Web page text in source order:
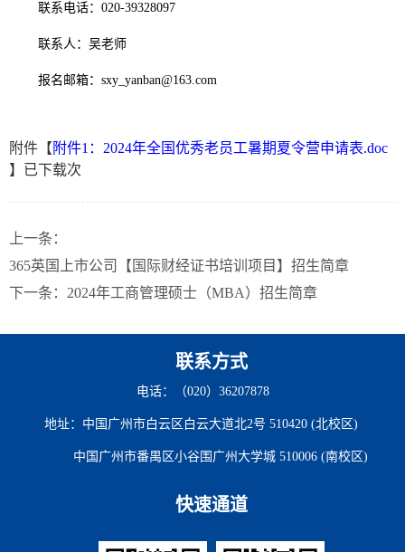
联系电话： 020-39328097
联系人：吴老师
报名邮箱： sxy_yanban@163.com
附件【 附件1：2024年全国优秀老员工暑期夏令营申请表.doc
】已下载次
上一条：
365英国上市公司【国际财经证书培训项目】招生简章
下一条： 2024年工商管理硕士（MBA）招生简章
联系方式
电话：（020）36207878
地址：中国广州市白云区白云大道北2号 510420 (北校区)
中国广州市番禺区小谷围广州大学城 510006 (南校区)
快速通道